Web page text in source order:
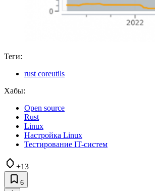
Теги:
rust coreutils
Хабы:
Open source
Rust
Linux
Настройка Linux
Тестирование IT-систем
+13
6